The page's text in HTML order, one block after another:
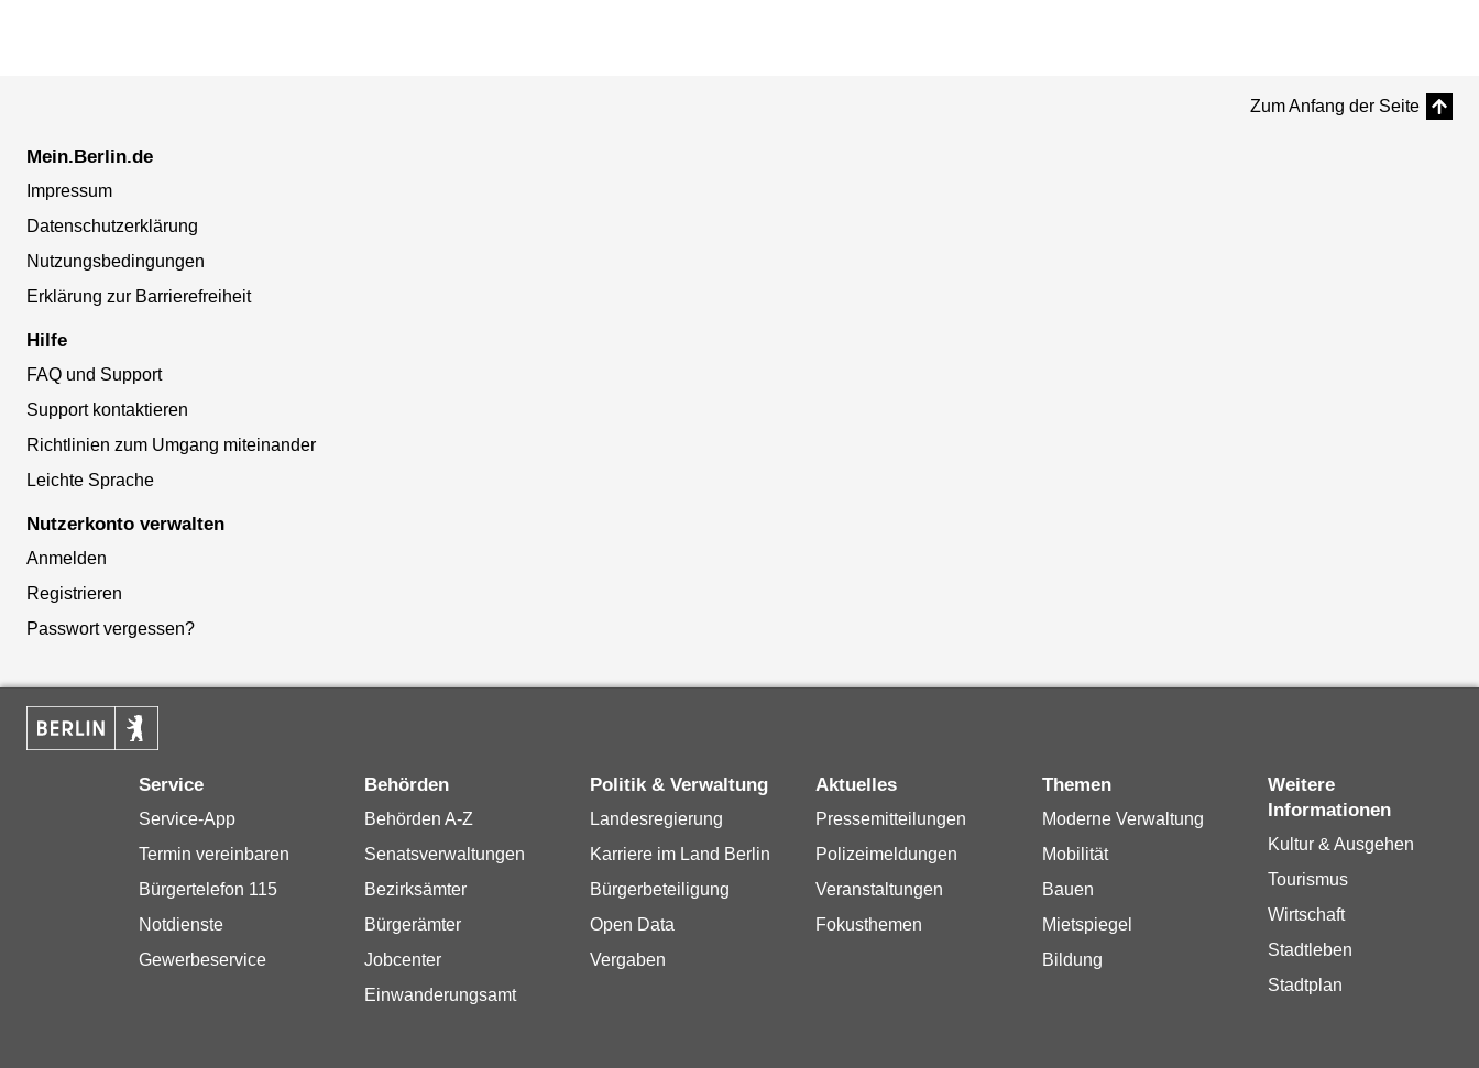
Zum Anfang der Seite
Mein.Berlin.de
Impressum
Datenschutzerklärung
Nutzungsbedingungen
Erklärung zur Barrierefreiheit
Hilfe
FAQ und Support
Support kontaktieren
Richtlinien zum Umgang miteinander
Leichte Sprache
Nutzerkonto verwalten
Anmelden
Registrieren
Passwort vergessen?
Service
Service-App
Termin vereinbaren
Bürgertelefon 115
Notdienste
Gewerbeservice
Behörden
Behörden A-Z
Senatsverwaltungen
Bezirksämter
Bürgerämter
Jobcenter
Einwanderungsamt
Politik & Verwaltung
Landesregierung
Karriere im Land Berlin
Bürgerbeteiligung
Open Data
Vergaben
Aktuelles
Pressemitteilungen
Polizeimeldungen
Veranstaltungen
Fokusthemen
Themen
Moderne Verwaltung
Mobilität
Bauen
Mietspiegel
Bildung
Weitere
Informationen
Kultur & Ausgehen
Tourismus
Wirtschaft
Stadtleben
Stadtplan